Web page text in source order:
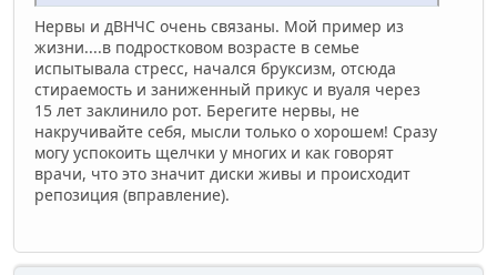
Нервы и дВНЧС очень связаны. Мой пример из
жизни....в подростковом возрасте в семье
испытывала стресс, начался бруксизм, отсюда
стираемость и заниженный прикус и вуаля через
15 лет заклинило рот. Берегите нервы, не
накручивайте себя, мысли только о хорошем! Сразу
могу успокоить щелчки у многих и как говорят
врачи, что это значит диски живы и происходит
репозиция (вправление).